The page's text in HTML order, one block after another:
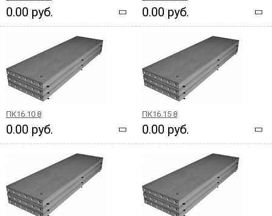
0.00 руб. 0.00 руб.
ПК16.10 8
0.00 руб.
ПК16.15 8
0.00 руб.